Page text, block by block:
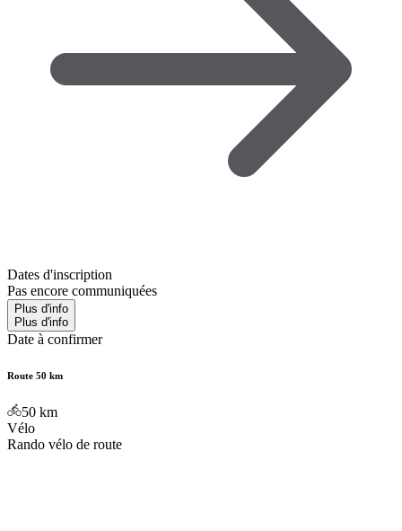
Dates d'inscription
Pas encore communiquées
Plus d'info
Plus d'info
Date à confirmer
Route 50 km
50 km
Vélo
Rando vélo de route